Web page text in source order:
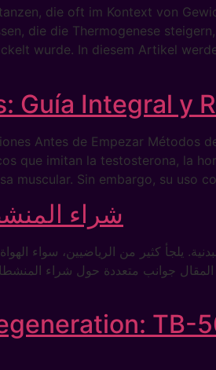
die oft im Kontext von
die die Thermogenese
wurde. In diesem Artikel
Guía Integral y
Antes de Empezar Métodos
que imitan la testosterona, la
muscular. Sin embargo, su uso
شراء
يلجأ كثير من الرياضيين، سواء
جوانب متعددة حول شراء
TB-